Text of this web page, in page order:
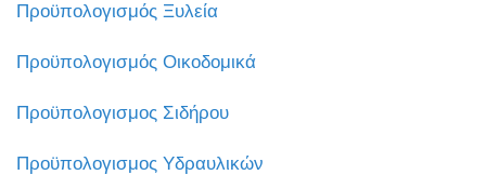
Προϋπολογισμός Ξυλεία
Προϋπολογισμός Οικοδομικά
Προϋπολογισμος Σιδήρου
Προϋπολογισμος Υδραυλικών